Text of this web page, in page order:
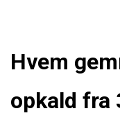
Hvem
opkald fra